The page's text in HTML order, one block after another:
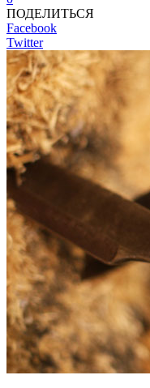
ПОДЕЛИТЬСЯ
Facebook
Twitter